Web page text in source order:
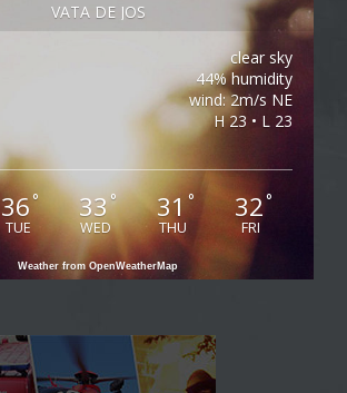
VATA DE JOS
clear sky
44% humidity
wind: 2m/s NE
H 23 • L 23
36°
TUE
33°
WED
31°
THU
32°
FRI
Weather from OpenWeatherMap